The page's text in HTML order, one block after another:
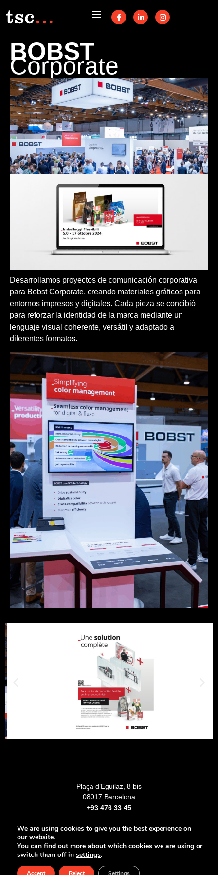
BOBST
Corporate
Desarrollamos proyectos de comunicación corporativa
para Bobst Corporate, creando materiales gráficos para
entornos impresos y digitales. Cada pieza se concibió
para reforzar la identidad de la marca mediante un
lenguaje visual coherente, versátil y adaptado a
diferentes formatos.
Plaça d’Eguilaz, 8 bis
08017 Barcelona
+93 476 33 45
Legal notice Privacy Policy
Cookies Policy
Accessibility
We are using cookies to give you the best experience on
our website.
You can find out more about which cookies we are using or
switch them off in settings.
Accept Reject Settings